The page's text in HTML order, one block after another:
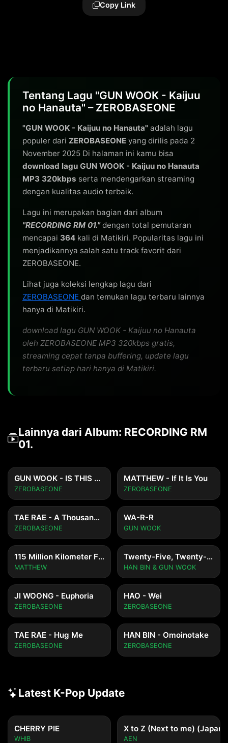
Copy Link
Tentang Lagu "GUN WOOK - Kaijuu
no Hanauta" – ZEROBASEONE
"GUN WOOK - Kaijuu no Hanauta" adalah lagu
populer dari ZEROBASEONE yang dirilis pada 2
November 2025 Di halaman ini kamu bisa
download lagu GUN WOOK - Kaijuu no Hanauta
MP3 320kbps serta mendengarkan streaming
dengan kualitas audio terbaik.
Lagu ini merupakan bagian dari album
"RECORDING RM 01."dengan total pemutaran
mencapai 364 kali di Matikiri. Popularitas lagu ini
menjadikannya salah satu track favorit dari
ZEROBASEONE.
Lihat juga koleksi lengkap lagu dari
ZEROBASEONE dan temukan lagu terbaru lainnya
hanya di Matikiri.
download lagu GUN WOOK - Kaijuu no Hanauta
oleh ZEROBASEONE MP3 320kbps gratis,
streaming cepat tanpa buffering, update lagu
terbaru setiap hari hanya di Matikiri.
Lainnya dari Album: RECORDING RM
01.
GUN WOOK - IS THIS LOVE
ZEROBASEONE
MATTHEW - If It Is You
ZEROBASEONE
TAE RAE - A Thousand Years
ZEROBASEONE
WA-R-R
GUN WOOK
115 Million Kilometer Film
MATTHEW
Twenty-Five, Twenty-One
HAN BIN & GUN WOOK
JI WOONG - Euphoria
ZEROBASEONE
HAO - Wei
ZEROBASEONE
TAE RAE - Hug Me
ZEROBASEONE
HAN BIN - Omoinotake
ZEROBASEONE
Latest K-Pop Update
CHERRY PIE
WHIB
X to Z (Next to me)
AEN